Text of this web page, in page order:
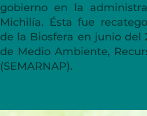
gobierno en la
Michilía. Ésta fue
de la Biosfera en junio del
de Medio Ambiente,
(SEMARNAP).